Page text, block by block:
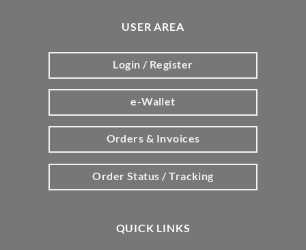
USER AREA
Login / Register
e-Wallet
Orders & Invoices
Order Status / Tracking
QUICK LINKS